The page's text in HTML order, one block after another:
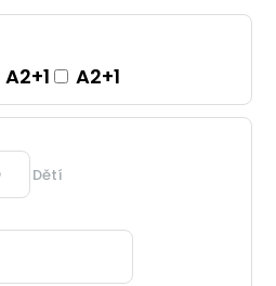
A2+1 A2+1
Dětí